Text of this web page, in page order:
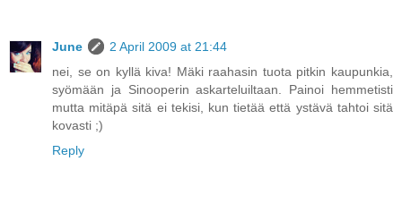
June
2 April 2009 at 21:44
nei, se on kyllä kiva! Mäki raahasin tuota pitkin kaupunkia,
syömään ja Sinooperin askarteluiltaan. Painoi hemmetisti
mutta mitäpä sitä ei tekisi, kun tietää että ystävä tahtoi sitä
kovasti ;)
Reply